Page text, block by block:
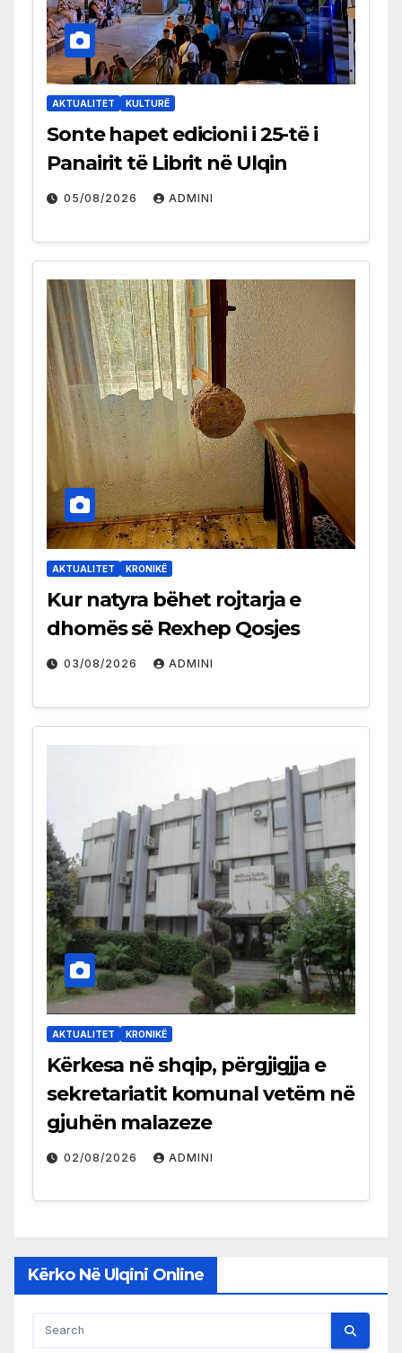
AKTUALITET KULTURË
Sonte hapet edicioni i 25-të i
Panairit të Librit në Ulqin
05/08/2026 ADMINI
AKTUALITET KRONIKË
Kur natyra bëhet rojtarja e
dhomës së Rexhep Qosjes
03/08/2026 ADMINI
AKTUALITET KRONIKË
Kërkesa në shqip, përgjigjja e
sekretariatit komunal vetëm në
gjuhën malazeze
02/08/2026 ADMINI
Kërko Në Ulqini Online